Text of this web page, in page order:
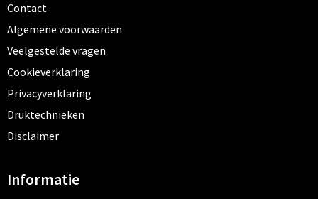
Contact
Algemene voorwaarden
Veelgestelde vragen
Cookieverklaring
Privacyverklaring
Druktechnieken
Disclaimer
Informatie